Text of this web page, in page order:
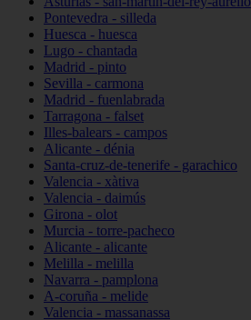
Pontevedra - silleda
Huesca - huesca
Lugo - chantada
Madrid - pinto
Sevilla - carmona
Madrid - fuenlabrada
Tarragona - falset
Illes-balears - campos
Alicante - dénia
Santa-cruz-de-tenerife - garachico
Valencia - xàtiva
Valencia - daimús
Girona - olot
Murcia - torre-pacheco
Alicante - alicante
Melilla - melilla
Navarra - pamplona
A-coruña - melide
Valencia - massanassa